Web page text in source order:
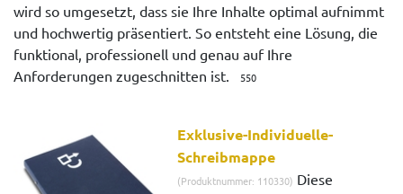
wird so umgesetzt, dass sie Ihre Inhalte optimal aufnimmt
und hochwertig präsentiert. So entsteht eine Lösung, die
funktional, professionell und genau auf Ihre
Anforderungen zugeschnitten ist.
550
Exklusive-Individuelle-
Schreibmappe
(Produktnummer: 110330) Diese